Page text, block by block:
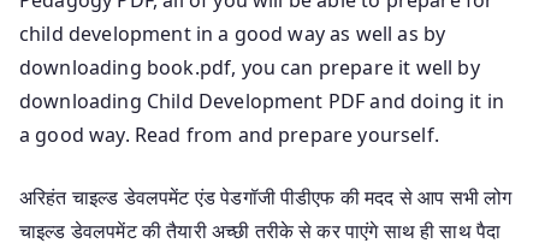
child development in a good way as well as by
downloading book.pdf, you can prepare it well by
downloading Child Development PDF and doing it in
a good way. Read from and prepare yourself.
अरिहंत चाइल्ड डेवलपमेंट एंड पेडगॉजी पीडीएफ की मदद से आप सभी लोग
चाइल्ड डेवलपमेंट की तैयारी अच्छी तरीके से कर पाएंगे साथ ही साथ पैदा